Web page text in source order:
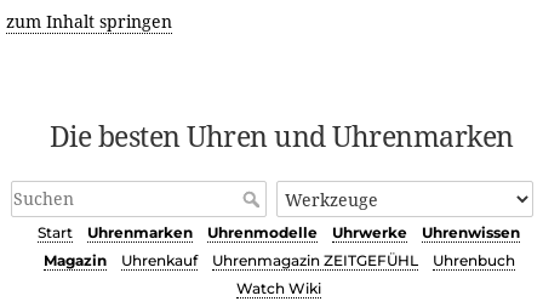
zum Inhalt springen
Die besten Uhren und Uhrenmarken
Start Uhrenmarken Uhrenmodelle Uhrwerke
Uhrenwissen
Magazin
Uhrenkauf Uhrenmagazin ZEITGEFÜHL
Uhrenbuch
Watch Wiki